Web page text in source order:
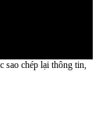
sao chép lại thông tin,